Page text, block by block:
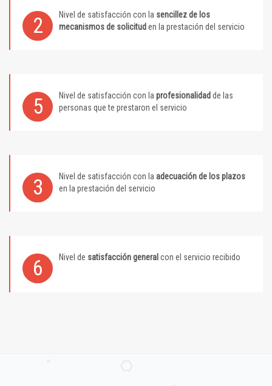
2 Nivel de satisfacción con la sencillez de los
mecanismos de solicitud en la prestación del servicio
5 Nivel de satisfacción con la profesionalidad de las
personas que te prestaron el servicio
3 Nivel de satisfacción con la adecuación de los plazos
en la prestación del servicio
6 Nivel de satisfacción general con el servicio recibido